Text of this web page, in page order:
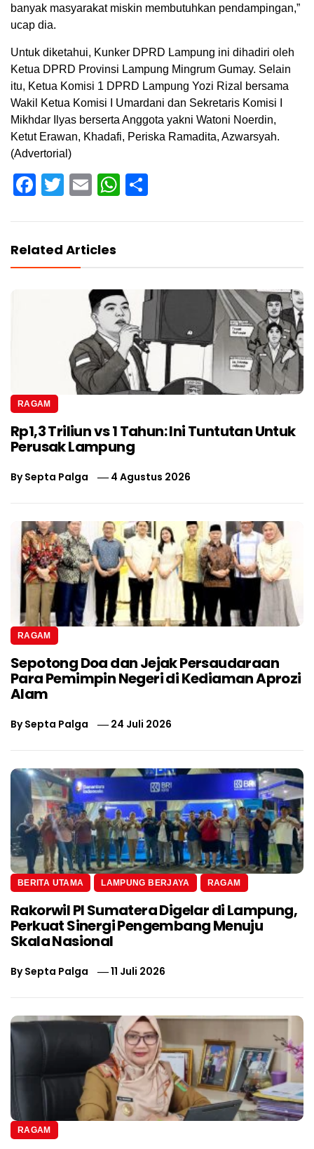
banyak masyarakat miskin membutuhkan pendampingan,”
ucap dia.
Untuk diketahui, Kunker DPRD Lampung ini dihadiri oleh
Ketua DPRD Provinsi Lampung Mingrum Gumay. Selain
itu, Ketua Komisi 1 DPRD Lampung Yozi Rizal bersama
Wakil Ketua Komisi I Umardani dan Sekretaris Komisi I
Mikhdar Ilyas berserta Anggota yakni Watoni Noerdin,
Ketut Erawan, Khadafi, Periska Ramadita, Azwarsyah.
(Advertorial)
Facebook
Twitter
EmailWhatsApp
Related Articles
RAGAM
Rp1,3 Triliun vs 1 Tahun: Ini Tuntutan Untuk
Perusak Lampung
BySepta Palga 4 Agustus 2026
RAGAM
Sepotong Doa dan Jejak Persaudaraan
Para Pemimpin Negeri di Kediaman Aprozi
Alam
BySepta Palga 24 Juli 2026
BERITA UTAMA LAMPUNG BERJAYA RAGAM
Rakorwil PI Sumatera Digelar di Lampung,
Perkuat Sinergi Pengembang Menuju
Skala Nasional
BySepta Palga 11 Juli 2026
RAGAM